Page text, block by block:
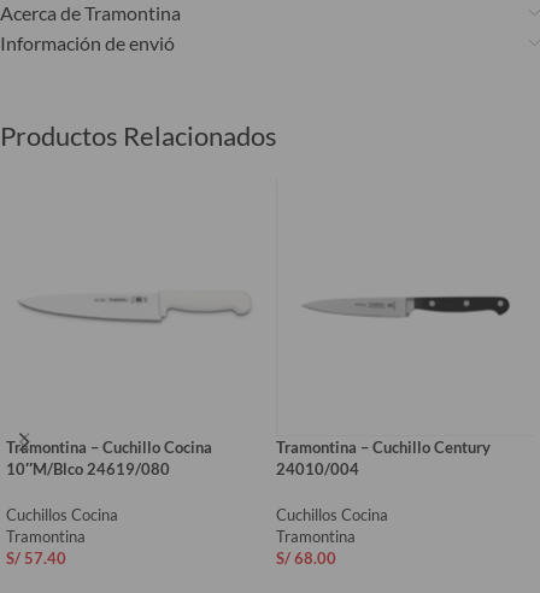
Acerca de Tramontina
Información de envió
Productos Relacionados
Tramontina – Cuchillo Cocina
10″M/Blco 24619/080
Cuchillos Cocina
Tramontina
S/ 57.40
Tramontina – Cuchillo Century
24010/004
Cuchillos Cocina
Tramontina
S/68.00